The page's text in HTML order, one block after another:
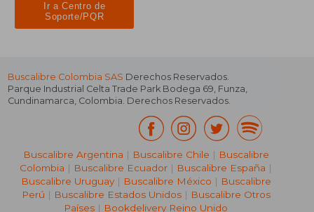
Ir a Centro de
Soporte/PQR
Buscalibre Colombia SAS Derechos Reservados.
Parque Industrial Celta Trade Park Bodega 69, Funza,
Cundinamarca, Colombia. Derechos Reservados.
Buscalibre Argentina | Buscalibre Chile | Buscalibre
Colombia | Buscalibre Ecuador | Buscalibre España |
Buscalibre Uruguay| Buscalibre México | Buscalibre
Perú | Buscalibre Estados Unidos| Buscalibre Otros
Países | Bookdelivery Reino Unido